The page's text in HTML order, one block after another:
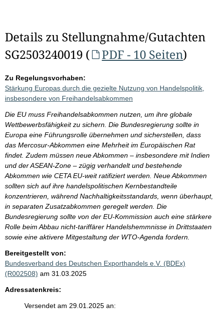
Details zu Stellungnahme/Gutachten
SG2503240019 (
PDF - 10 Seiten)
Zu Regelungsvorhaben:
Stärkung Europas durch die gezielte Nutzung von Handelspolitik,
insbesondere von Freihandelsabkommen
Die EU muss Freihandelsabkommen nutzen, um ihre globale
Wettbewerbsfähigkeit zu sichern. Die Bundesregierung sollte in
Europa eine Führungsrolle übernehmen und sicherstellen, dass
das Mercosur-Abkommen eine Mehrheit im Europäischen Rat
findet. Zudem müssen neue Abkommen – insbesondere mit Indien
und der ASEAN-Zone – zügig verhandelt und bestehende
Abkommen wie CETA EU-weit ratifiziert werden. Neue Abkommen
sollten sich auf ihre handelspolitischen Kernbestandteile
konzentrieren, während Nachhaltigkeitsstandards, wenn überhaupt,
in separaten Zusatzabkommen geregelt werden. Die
Bundesregierung sollte von der EU-Kommission auch eine stärkere
Rolle beim Abbau nicht-tariffärer Handelshemmnisse in Drittstaaten
sowie eine aktivere Mitgestaltung der WTO-Agenda fordern.
Bereitgestellt von:
Bundesverband des Deutschen Exporthandels e.V. (BDEx)
(R002508) am 31.03.2025
Adressatenkreis:
Versendet am 29.01.2025 an: